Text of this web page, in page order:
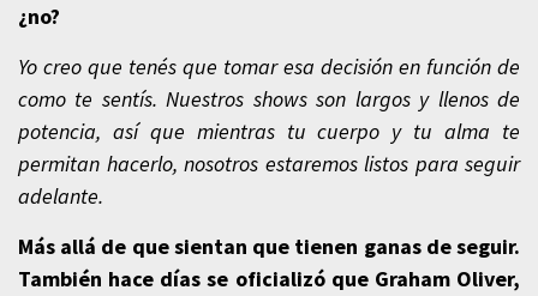
¿no?
Yo creo que tenés que tomar esa decisión en función de
como te sentís. Nuestros shows son largos y llenos de
potencia, así que mientras tu cuerpo y tu alma te
permitan hacerlo, nosotros estaremos listos para seguir
adelante.
Más allá de que sientan que tienen ganas de seguir.
También hace días se oficializó que Graham Oliver,